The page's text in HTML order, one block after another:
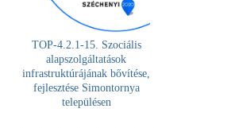
TOP-4.2.1-15. Szociális
alapszolgáltatások
infrastruktúrájának bővítése,
fejlesztése Simontornya
településen